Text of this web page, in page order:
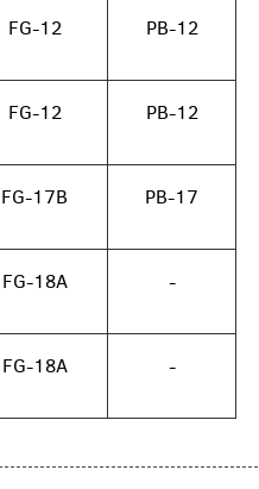
FG-12 PB-12
FG-12 PB-12
FG-17B PB-17
FG-18A -
FG-18A -